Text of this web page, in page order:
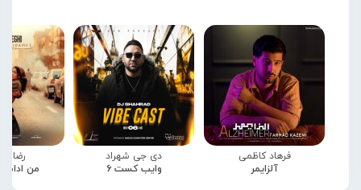
فرهاد کاظمی
آلزایمر
دی جی شهراد
وایب کست 6
رضا
من